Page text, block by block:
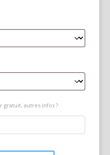
gratuit, autres infos ?